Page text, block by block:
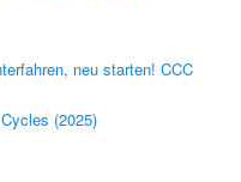
neu starten! CCC
(2025)